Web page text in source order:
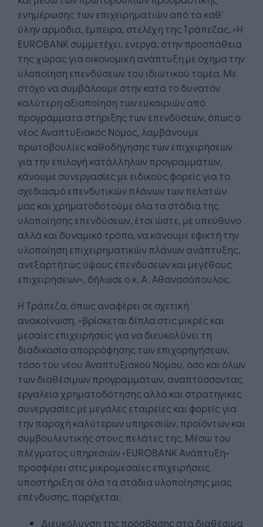
ενημέρωσης των επιχειρηματιών από τα καθ’
ύλην αρμόδια, έμπειρα, στελέχη της Τράπεζας. «Η
EUROBANK συμμετέχει, ενεργά, στην προσπάθεια
της χώρας για οικονομική ανάπτυξη με όχημα την
υλοποίηση επενδύσεων του ιδιωτικού τομέα. Με
στόχο να συμβάλουμε στην κατά το δυνατόν
καλύτερη αξιοποίηση των ευκαιριών από
προγράμματα στήριξης των επενδύσεων, όπως ο
νέος Αναπτυξιακός Νόμος, λαμβάνουμε
πρωτοβουλίες καθοδήγησης των επιχειρήσεων
για την επιλογή κατάλληλων προγραμμάτων,
κάνουμε συνεργασίες με ειδικούς φορείς για το
σχεδιασμό επενδυτικών πλάνων των πελατών
μας και χρηματοδοτούμε όλα τα στάδια της
υλοποίησης επενδύσεων, έτσι ώστε, με υπεύθυνο
αλλά και δυναμικό τρόπο, να κάνουμε εφικτή την
υλοποίηση επιχειρηματικών πλάνων ανάπτυξης,
ανεξαρτήτως ύψους επενδύσεων και μεγέθους
επιχειρήσεων», δήλωσε ο κ. Α. Αθανασόπουλος.
Η Τράπεζα, όπως αναφέρει σε σχετική
ανακοίνωση, «βρίσκεται δίπλα στις μικρές και
μεσαίες επιχειρήσεις για να διευκολύνει τη
διαδικασία απορρόφησης των επιχορηγήσεων,
τόσο του νέου Αναπτυξιακού Νόμου, όσο και όλων
των διαθέσιμων προγραμμάτων, αναπτύσσοντας
εργαλεία χρηματοδότησης αλλά και στρατηγικές
συνεργασίες με μεγάλες εταιρείες και φορείς για
την παροχή καλύτερων υπηρεσιών, προϊόντων και
συμβουλευτικής στους πελάτες της. Μέσω του
πλέγματος υπηρεσιών «EUROBANK Ανάπτυξη»
προσφέρει στις μικρομεσαίες επιχειρήσεις
υποστήριξη σε όλα τα στάδια υλοποίησης μιας
επένδυσης, παρέχεται:
Διευκόλυνση της πρόσβασης στα διαθέσιμα